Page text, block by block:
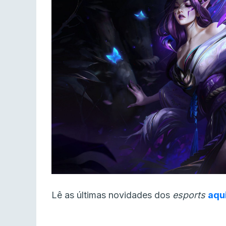
Lê as últimas novidades dos esports